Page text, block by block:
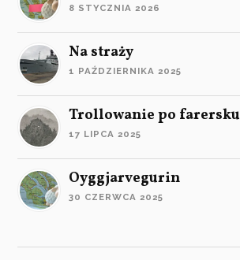
8 STYCZNIA 2026
Na straży
1 PAŹDZIERNIKA 2025
Trollowanie po farersku
17 LIPCA 2025
Oyggjarvegurin
30 CZERWCA 2025